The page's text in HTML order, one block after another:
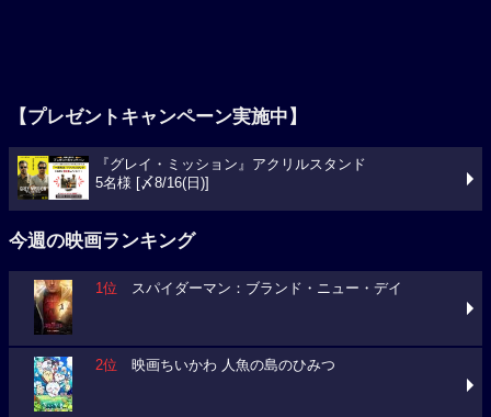
【プレゼントキャンペーン実施中】
『グレイ・ミッション』アクリルスタンド
5名様 [〆8/16(日)]
今週の映画ランキング
1位 スパイダーマン：ブランド・ニュー・デイ
2位 映画ちいかわ 人魚の島のひみつ